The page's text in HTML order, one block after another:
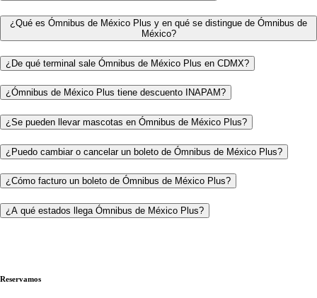
¿Qué es Ómnibus de México Plus y en qué se distingue de Ómnibus de
México?
¿De qué terminal sale Ómnibus de México Plus en CDMX?
¿Ómnibus de México Plus tiene descuento INAPAM?
¿Se pueden llevar mascotas en Ómnibus de México Plus?
¿Puedo cambiar o cancelar un boleto de Ómnibus de México Plus?
¿Cómo facturo un boleto de Ómnibus de México Plus?
¿A qué estados llega Ómnibus de México Plus?
Reservamos